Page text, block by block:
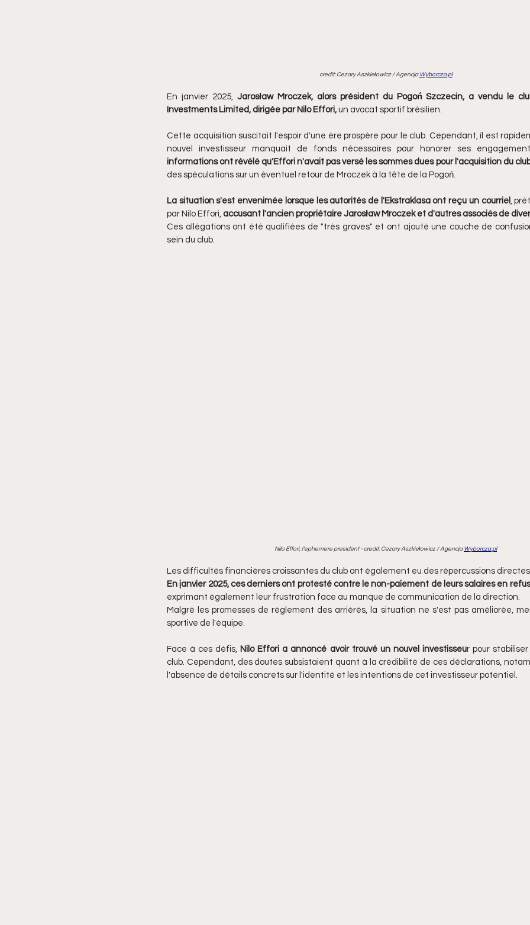
credit: Cezary Aszkiełowicz / Agencja Wyborcza.pl
En janvier 2025, Jarosław Mroczek, alors président du Pogoń Szczecin, a vendu le
Investments Limited, dirigée par Nilo Effori, un avocat sportif brésilien.
Cette acquisition suscitait l'espoir d'une ère prospère pour le club. Cependant, il est
nouvel investisseur manquait de fonds nécessaires pour honorer ses
informations ont révélé qu'Effori n'avait pas versé les sommes dues pour l'acquisition du
des spéculations sur un éventuel retour de Mroczek à la tête de la Pogoń.
La situation s'est envenimée lorsque les autorités de l'Ekstraklasa ont reçu un courriel ,
par Nilo Effori, accusant l'ancien propriétaire Jarosław Mroczek et d'autres associés de
Ces allégations ont été qualifiées de "très graves" et ont ajouté une couche de
sein du club.
Nilo Effori, l'ephemere president - credit: Cezary Aszkiełowicz / Agencja Wyborcza.pl
Les difficultés financières croissantes du club ont également eu des répercussions directes
En janvier 2025, ces derniers ont protesté contre le non-paiement de leurs salaires en
exprimant également leur frustration face au manque de communication de la direction.
Malgré les promesses de règlement des arriérés, la situation ne s'est pas améliorée,
sportive de l'équipe.
Face à ces défis, Nilo Effori a annoncé avoir trouvé un nouvel investisseur pour
club. Cependant, des doutes subsistaient quant à la crédibilité de ces déclarations,
l'absence de détails concrets sur l'identité et les intentions de cet investisseur potentiel.